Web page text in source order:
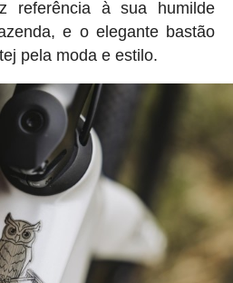
referência à sua humilde
e o elegante bastão
pela moda e estilo.